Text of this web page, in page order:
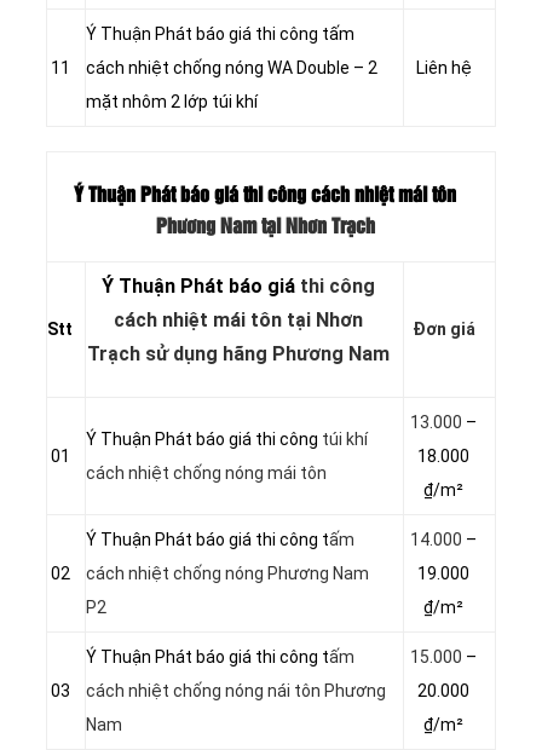
11
Ý Thuận Phát báo giá thi công tấm
cách nhiệt chống nóng WA Double – 2
mặt nhôm 2 lớp túi khí
Liên hệ
Ý Thuận Phát báo giá thi công cách nhiệt mái tôn
Phương Nam tại Nhơn Trạch
Stt
Ý Thuận Phát báo giá thi công
cách nhiệt mái tôn tại Nhơn
Trạch sử dụng hãng Phương Nam
Đơn giá
01
Ý Thuận Phát báo giá thi công túi khí
cách nhiệt chống nóng mái tôn
13.000 –
18.000
₫/m²
02
Ý Thuận Phát báo giá thi công tấm
cách nhiệt chống nóng Phương Nam
P2
14.000 –
19.000
₫/m²
03
Ý Thuận Phát báo giá thi công tấm
cách nhiệt chống nóng nái tôn Phương
Nam
15.000 –
20.000
₫/m²